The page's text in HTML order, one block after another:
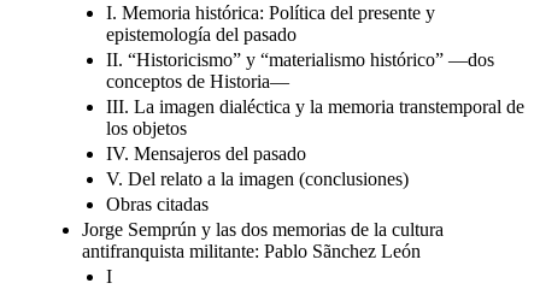
I. Memoria histórica: Política del presente y
epistemología del pasado
II. “Historicismo” y “materialismo histórico” —dos
conceptos de Historia—
III. La imagen dialéctica y la memoria transtemporal de
los objetos
IV. Mensajeros del pasado
V. Del relato a la imagen (conclusiones)
Obras citadas
Jorge Semprún y las dos memorias de la cultura
antifranquista militante: Pablo Sãnchez León
I